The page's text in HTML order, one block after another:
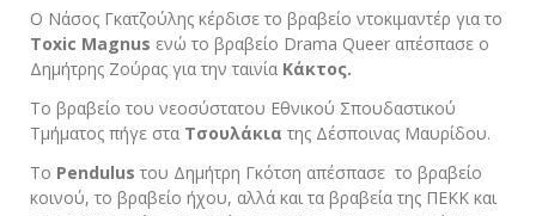
O Νάσος Γκατζούλης κέρδισε το βραβείο ντοκιμαντέρ για το
Toxic Magnus ενώ το βραβείο Drama Queer απέσπασε ο
Δημήτρης Ζούρας για την ταινία Κάκτος.
Το βραβείο του νεοσύστατου Εθνικού Σπουδαστικού
Τμήματος πήγε στα Τσουλάκια της Δέσποινας Μαυρίδου.
Το Pendulus του Δημήτρη Γκότση απέσπασε το βραβείο
κοινού, το βραβείο ήχου, αλλά και τα βραβεία της ΠΕΚΚ και